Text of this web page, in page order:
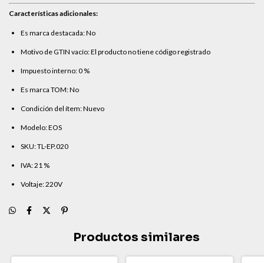
Características adicionales:
Es marca destacada: No
Motivo de GTIN vacío: El producto no tiene código registrado
Impuesto interno: 0 %
Es marca TOM: No
Condición del ítem: Nuevo
Modelo: EOS
SKU: TL-EP.020
IVA: 21 %
Voltaje: 220V
Productos similares